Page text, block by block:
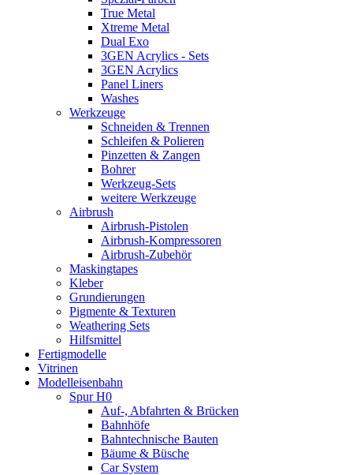
True Metal
Xtreme Metal
Dual Exo
3GEN Acrylics - Sets
3GEN Acrylics
Panel Liners
Washes
Werkzeuge
Schneiden & Trennen
Schleifen & Polieren
Pinzetten & Zangen
Bohrer
Werkzeug-Sets
weitere Werkzeuge
Airbrush
Airbrush-Pistolen
Airbrush-Kompressoren
Airbrush-Zubehör
Maskingtapes
Kleber
Grundierungen
Pigmente & Texturen
Weathering Sets
Hilfsmittel
Fertigmodelle
Vitrinen
Modelleisenbahn
Spur H0
Auf-, Abfahrten & Brücken
Bahnhöfe
Bahntechnische Bauten
Bäume & Büsche
Car System